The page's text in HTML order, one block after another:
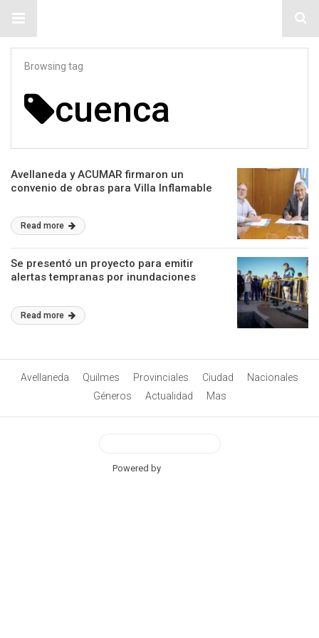
Browsing tag
cuenca
Avellaneda y ACUMAR firmaron un
convenio de obras para Villa Inflamable
Read more
Se presentó un proyecto para emitir
alertas tempranas por inundaciones
Read more
Avellaneda Quilmes Provinciales Ciudad
Nacionales
Géneros
Actualidad Mas
Powered by